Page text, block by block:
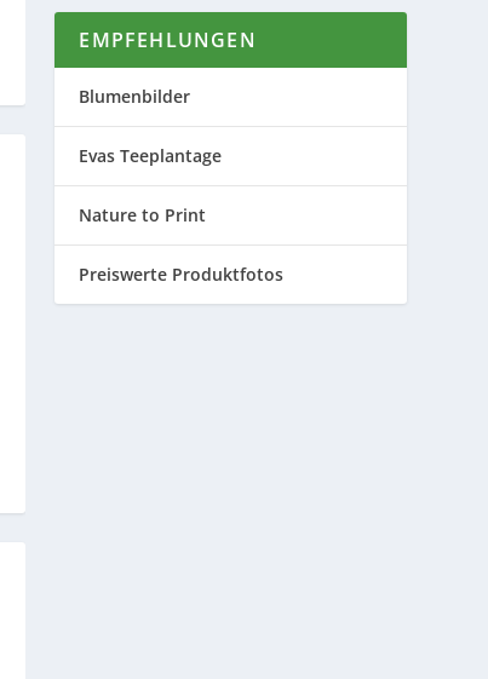
EMPFEHLUNGEN
Blumenbilder
Evas Teeplantage
Nature to Print
Preiswerte Produktfotos